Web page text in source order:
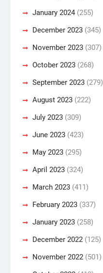
January 2024(255)
December 2023(345)
November 2023(307)
October 2023(268)
September 2023(279)
August 2023(222)
July 2023(309)
June 2023(423)
May 2023(295)
April 2023(324)
March 2023(411)
February 2023(337)
January 2023(258)
December 2022(125)
November 2022(501)